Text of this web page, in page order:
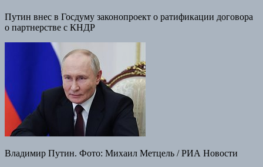
Путин внес в Госдуму законопроект о ратификации договора
о партнерстве с КНДР
Владимир Путин. Фото: Михаил Метцель / РИА Новости